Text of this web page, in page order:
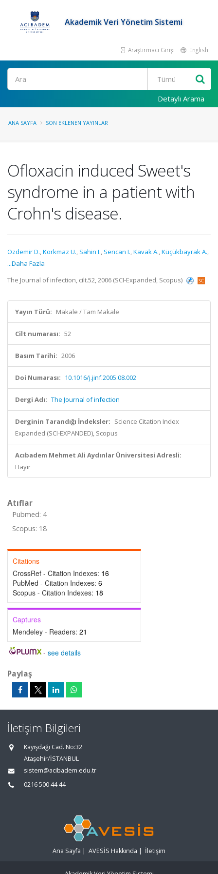
Akademik Veri Yönetim Sistemi
Araştırmacı Girişi English
Ara
Detaylı Arama
ANA SAYFA SON EKLENEN YAYINLAR
Ofloxacin induced Sweet's
syndrome in a patient with
Crohn's disease.
Ozdemir D.,Korkmaz U., Sahin I., Sencan I.,Kavak A.,Küçükbayrak A.,
...Daha Fazla
The Journal of infection, cilt.52, 2006 (SCI-Expanded, Scopus)
Yayın Türü: Makale / Tam Makale
Cilt numarası: 52
Basım Tarihi: 2006
Doi Numarası: 10.1016/j.jinf.2005.08.002
Dergi Adı: The Journal of infection
Derginin Tarandığı İndeksler: Science Citation Index
Expanded (SCI-EXPANDED), Scopus
Acıbadem Mehmet Ali Aydınlar Üniversitesi Adresli:
Hayır
Atıflar
Pubmed: 4
Scopus: 18
Citations
CrossRef - Citation Indexes: 16
PubMed - Citation Indexes: 6
Scopus - Citation Indexes: 18
Captures
Mendeley - Readers: 21
- see details
Paylaş
İletişim Bilgileri
Kayışdağı Cad. No:32
Ataşehir/İSTANBUL
sistem@acibadem.edu.tr
0216 500 44 44
Ana Sayfa | AVESİS Hakkında | İletişim